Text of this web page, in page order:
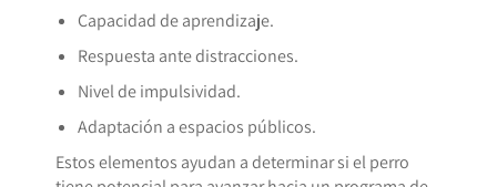
Capacidad de aprendizaje.
Respuesta ante distracciones.
Nivel de impulsividad.
Adaptación a espacios públicos.
Estos elementos ayudan a determinar si el perro